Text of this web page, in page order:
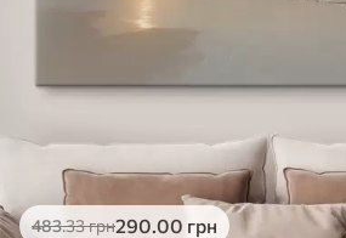
483.33грн290.00 грн